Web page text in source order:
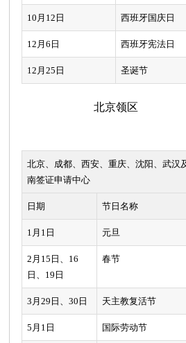
10月12日 西班牙国庆日
12月6日 西班牙宪法日
12月25日 圣诞节
北京领区
北京、成都、西安、重庆、沈阳、武汉
南签证申请中心
日期 节日名称
1月1日 元旦
2月15日、16
日、19日
春节
3月29日、30日 天主教复活节
5月1日 国际劳动节